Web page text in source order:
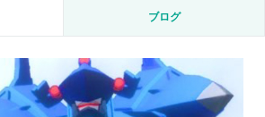
ブログ